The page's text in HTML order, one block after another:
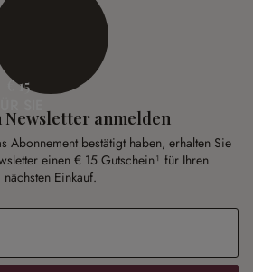
€ 15
Newsletter anmelden
Abonnement bestätigt haben, erhalten Sie
einen € 15 Gutschein¹ für Ihren
nächsten Einkauf.